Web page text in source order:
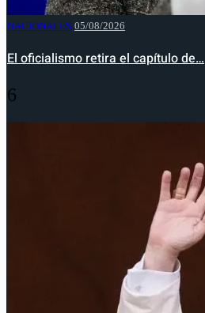
NACIONALES 05/08/2026
El oficialismo retira el capítulo de…
6